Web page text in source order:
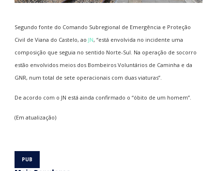
Segundo fonte do Comando Subregional de Emergência e Proteção
Civil de Viana do Castelo, ao JN, “está envolvida no incidente uma
composição que seguia no sentido Norte-Sul. Na operação de socorro
estão envolvidos meios dos Bombeiros Voluntários de Caminha e da
GNR, num total de sete operacionais com duas viaturas”.
De acordo com o JN está ainda confirmado o “óbito de um homem”.
(Em atualização)